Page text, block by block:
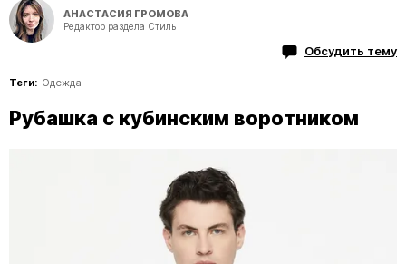
АНАСТАСИЯ ГРОМОВА
Редактор раздела Стиль
Обсудить тему
Теги: Одежда
Рубашка с кубинским воротником